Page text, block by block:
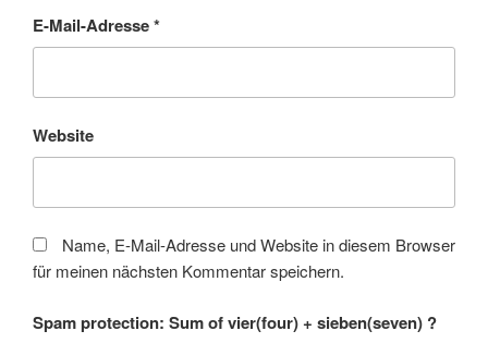
E-Mail-Adresse*
Website
Name, E-Mail-Adresse und Website in diesem Browser
für meinen nächsten Kommentar speichern.
Spam protection: Sum of vier(four) + sieben(seven) ?